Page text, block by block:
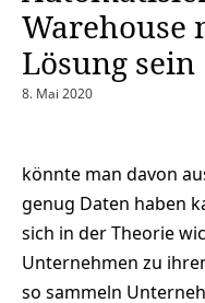
Warehouse
Lösung sein
8. Mai 2020
könnte man davon
genug Daten haben
sich in der Theorie
Unternehmen zu
so sammeln